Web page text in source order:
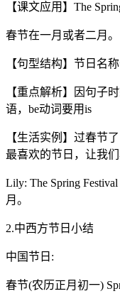
【课文应用】The
春节在一月或者二月。
【句型结构】节日名
【重点解析】因句子
语，be动词要用is
【生活实例】过春节
最喜欢的节日，让我
Lily: The Spring
月。
2.中西方节日小结
中国节日:
春节(农历正月初一)